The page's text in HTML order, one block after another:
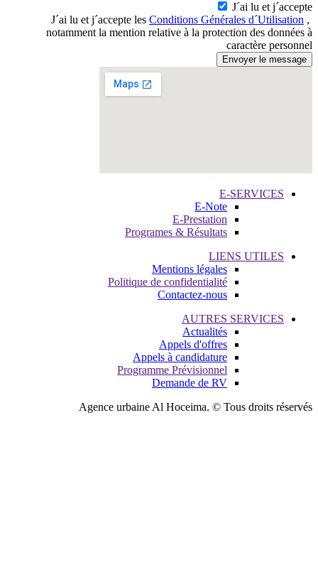
Conditions Générales
notamment la mention relative à la protection
E-
Programes & Résultats
LIENS
Mentions légales
Politique de confidentialité
Contactez-nous
AUTRES
Appels d'offres
Appels à candidature
Programme Prévisionnel
Demande de RV
Agence urbaine Al Hoceima. © Tous